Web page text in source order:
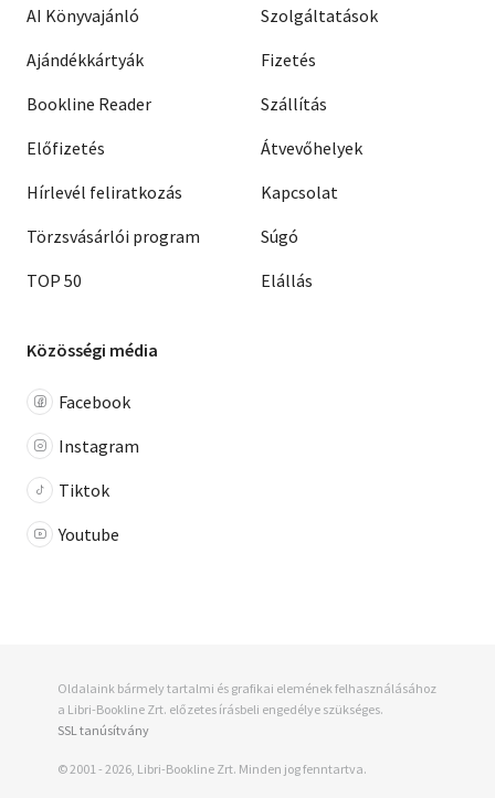
AI Könyvajánló
Ajándékkártyák
Bookline Reader
Előfizetés
Hírlevél feliratkozás
Törzsvásárlói program
TOP 50
Szolgáltatások
Fizetés
Szállítás
Átvevőhelyek
Kapcsolat
Súgó
Elállás
Közösségi média
Facebook
Instagram
Tiktok
Youtube
Oldalaink bármely tartalmi és grafikai elemének felhasználásához
a Libri-Bookline Zrt. előzetes írásbeli engedélye szükséges.
SSL tanúsítvány
© 2001 - 2026, Libri-Bookline Zrt. Minden jog fenntartva.